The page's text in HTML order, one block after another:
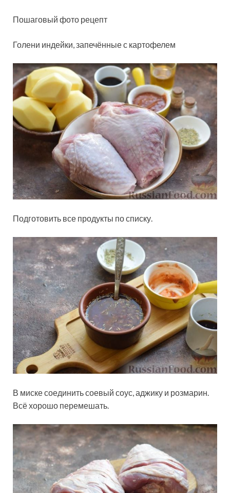
Пошаговый фото рецепт
Голени индейки, запечённые с картофелем
Подготовить все продукты по списку.
В миске соединить соевый соус, аджику и розмарин.
Всё хорошо перемешать.